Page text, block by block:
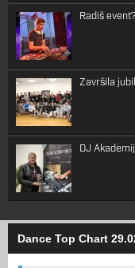
Radiš
Završila
DJ
Dance Top Chart